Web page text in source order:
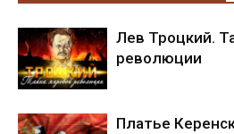
Лев Троцкий.
революции
Платье